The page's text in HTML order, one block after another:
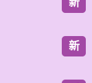
新
新